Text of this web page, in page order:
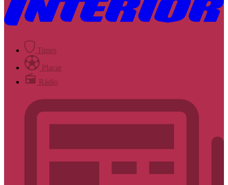
Times
Placar
Rádio